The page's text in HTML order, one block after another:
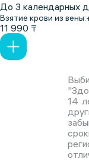
До 3 календарных
Взятие крови из вены:
11 990 ₸
14